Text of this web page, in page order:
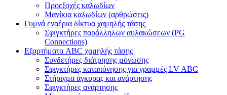
Προεξοχές καλωδίων
Μανίκια καλωδίων (αρθρώσεις)
Γυμνά εναέρια δίκτυα χαμηλής τάσης
Σφιγκτήρες παράλληλων αυλακώσεων (PG
Connections)
Εξαρτήματα ABC χαμηλής τάσης
Συνδετήρες διάτρησης μόνωσης
Σφιγκτήρες καταπόνησης για γραμμές LV ABC
Στήριγμα άγκυρας και ανάρτησης
Σφιγκτήρες ανάρτησης